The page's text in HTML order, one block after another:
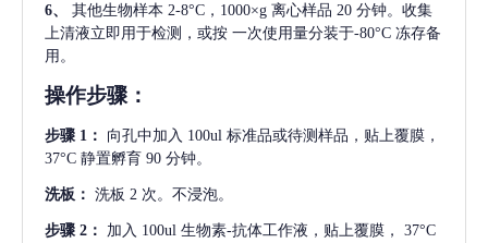
6、 其他生物样本 2-8°C，1000×g 离心样品 20 分钟。收集
上清液立即用于检测，或按 一次使用量分装于-80°C 冻存备
用。
操作步骤：
步骤 1： 向孔中加入 100ul 标准品或待测样品，贴上覆膜，
37°C 静置孵育 90 分钟。
洗板： 洗板 2 次。不浸泡。
步骤 2： 加入 100ul 生物素-抗体工作液，贴上覆膜， 37°C